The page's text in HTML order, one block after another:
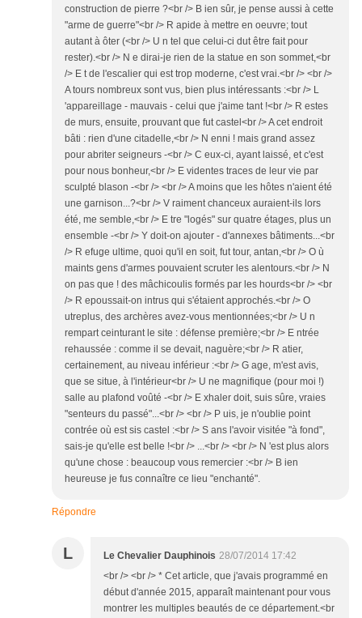
construction de pierre ?<br /> B ien sûr, je pense aussi à cette
"arme de guerre"<br /> R apide à mettre en oeuvre; tout
autant à ôter (<br /> U n tel que celui-ci dut être fait pour
rester).<br /> N e dirai-je rien de la statue en son sommet,<br
/> E t de l'escalier qui est trop moderne, c'est vrai.<br /> <br />
A tours nombreux sont vus, bien plus intéressants :<br /> L
'appareillage - mauvais - celui que j'aime tant !<br /> R estes
de murs, ensuite, prouvant que fut castel<br /> A cet endroit
bâti : rien d'une citadelle,<br /> N enni ! mais grand assez
pour abriter seigneurs -<br /> C eux-ci, ayant laissé, et c'est
pour nous bonheur,<br /> E videntes traces de leur vie par
sculpté blason -<br /> <br /> A moins que les hôtes n'aient été
une garnison...?<br /> V raiment chanceux auraient-ils lors
été, me semble,<br /> E tre "logés" sur quatre étages, plus un
ensemble -<br /> Y doit-on ajouter - d'annexes bâtiments...<br
/> R efuge ultime, quoi qu'il en soit, fut tour, antan,<br /> O ù
maints gens d'armes pouvaient scruter les alentours.<br /> N
on pas que ! des mâchicoulis formés par les hourds<br /> <br
/> R epoussait-on intrus qui s'étaient approchés.<br /> O
utreplus, des archères avez-vous mentionnées;<br /> U n
rempart ceinturant le site : défense première;<br /> E ntrée
rehaussée : comme il se devait, naguère;<br /> R atier,
certainement, au niveau inférieur :<br /> G age, m'est avis,
que se situe, à l'intérieur<br /> U ne magnifique (pour moi !)
salle au plafond voûté -<br /> E xhaler doit, suis sûre, vraies
"senteurs du passé"...<br /> <br /> P uis, je n'oublie point
contrée où est sis castel :<br /> S ans l'avoir visitée "à fond",
sais-je qu'elle est belle !<br /> ...<br /> <br /> N 'est plus alors
qu'une chose : beaucoup vous remercier :<br /> B ien
heureuse je fus connaître ce lieu "enchanté".
Répondre
L Le Chevalier Dauphinois 28/07/2014 17:42
<br /> <br /> * Cet article, que j'avais programmé en
début d'année 2015, apparaît maintenant pour vous
montrer les multiples beautés de ce département.<br